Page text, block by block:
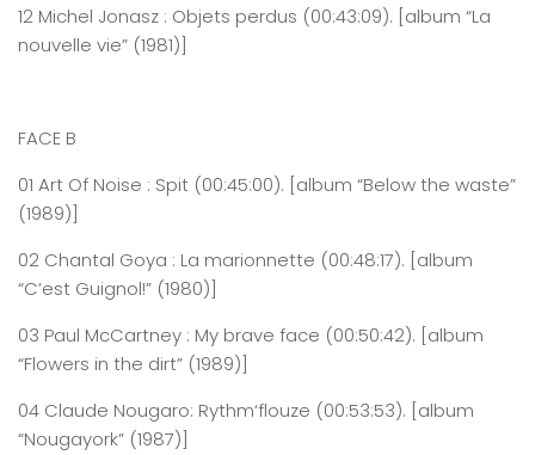
12 Michel Jonasz : Objets perdus (00:43:09). [album “La
nouvelle vie” (1981)]
FACE B
01 Art Of Noise : Spit (00:45:00). [album “Below the waste”
(1989)]
02 Chantal Goya : La marionnette (00:48:17). [album
“C’est Guignol!” (1980)]
03 Paul McCartney : My brave face (00:50:42). [album
“Flowers in the dirt” (1989)]
04 Claude Nougaro: Rythm‘flouze (00:53:53). [album
“Nougayork” (1987)]